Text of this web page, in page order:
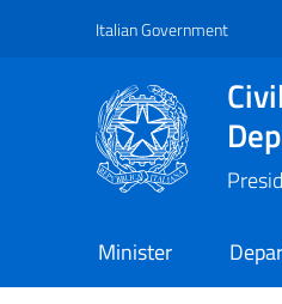
Vai al contenuto
Raggiungi il piè di
Italian Government
Minister